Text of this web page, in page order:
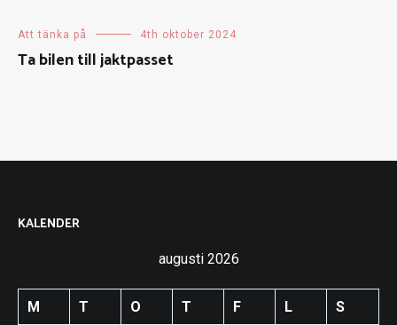
Att tänka på 4th oktober 2024
Ta bilen till jaktpasset
KALENDER
augusti 2026
M T O T F L S